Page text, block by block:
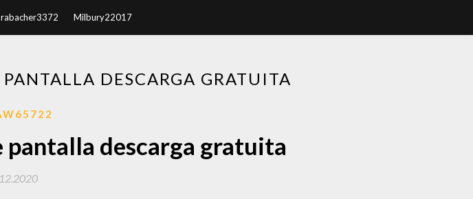
Milbury22017
DESCARGA GRATUITA
descarga gratuita